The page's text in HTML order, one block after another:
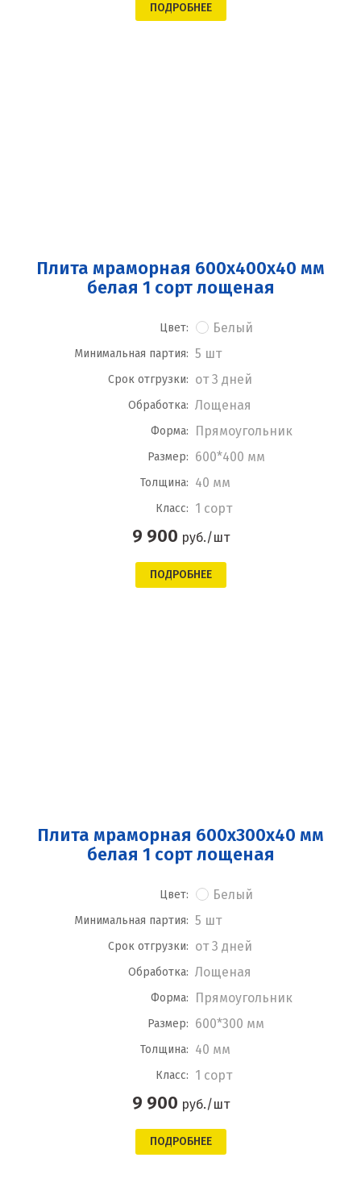
ПОДРОБНЕЕ
Плита мраморная 600x400x40 мм
белая 1 сорт лощеная
Цвет: Белый
Минимальная партия: 5 шт
Срок отгрузки: от 3 дней
Обработка: Лощеная
Форма: Прямоугольник
Размер: 600*400 мм
Толщина: 40 мм
Класс: 1 сорт
9 900 руб./шт
ПОДРОБНЕЕ
Плита мраморная 600x300x40 мм
белая 1 сорт лощеная
Цвет: Белый
Минимальная партия: 5 шт
Срок отгрузки: от 3 дней
Обработка: Лощеная
Форма: Прямоугольник
Размер: 600*300 мм
Толщина: 40 мм
Класс: 1 сорт
9 900 руб./шт
ПОДРОБНЕЕ